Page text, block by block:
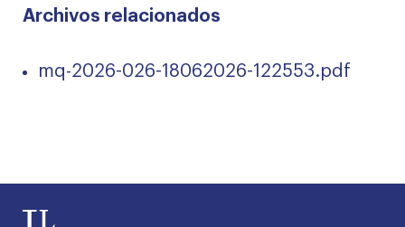
Archivos relacionados
mq-2026-026-18062026-122553.pdf